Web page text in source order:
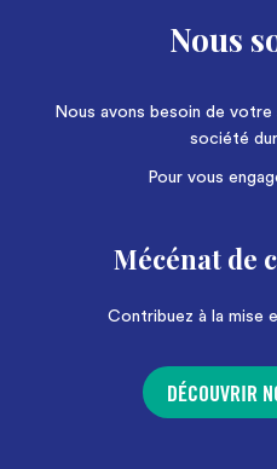
Nous
Nous avons besoin de
société
Pour vous
Mécénat de
Contribuez à la mise
DÉCOUVRIR